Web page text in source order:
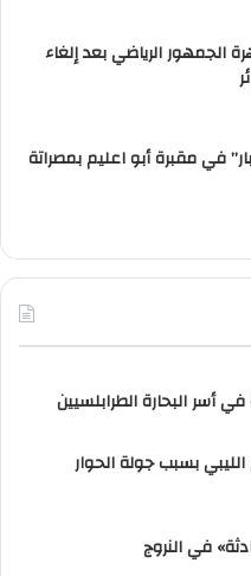
لمظاهرة الجمهور الرياضي بعد إلغاء
في مقبرة أبو اعليم بمصراتة
بسبب جولة الحوار
في النروج